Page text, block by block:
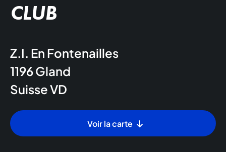
CLUB
Z.I. En Fontenailles
1196Gland
SuisseVD
Voir la carte